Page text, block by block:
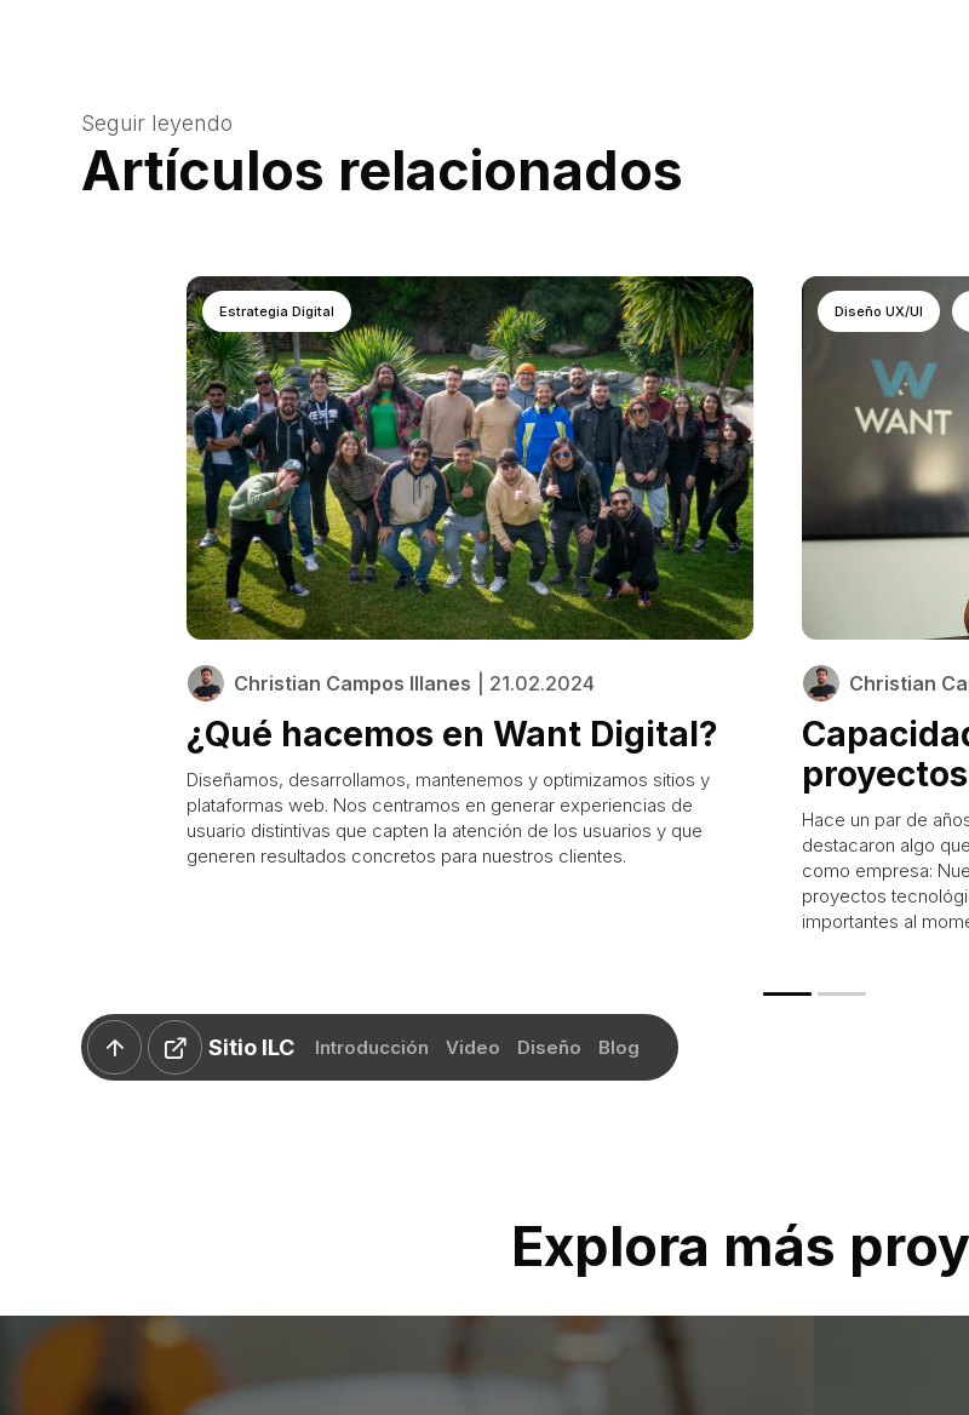
Sitio ILC Introducción Video Diseño Blog
Seguir leyendo
Artículos relacionados
Estrategia Digital
Christian Campos Illanes | 21.02.2024
¿Qué hacemos en Want Digital?
Diseñamos, desarrollamos, mantenemos y optimizamos sitios y
plataformas web. Nos centramos en generar experiencias de
usuario distintivas que capten la atención de los usuarios y que
generen resultados concretos para nuestros clientes.
Diseño UX/UI
Christian
Hace un par de
destacaron algo
como empresa:
proyectos
importantes al
Explora más